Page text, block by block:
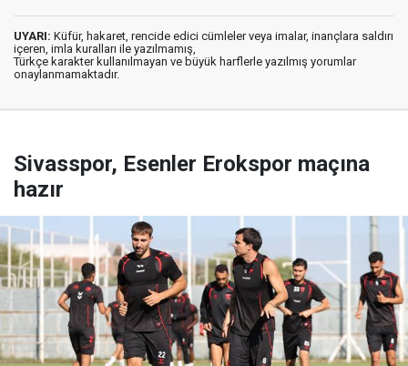
UYARI: Küfür, hakaret, rencide edici cümleler veya imalar, inançlara saldırı
içeren, imla kuralları ile yazılmamış,
Türkçe karakter kullanılmayan ve büyük harflerle yazılmış yorumlar
onaylanmamaktadır.
Sivasspor, Esenler Erokspor maçına
hazır